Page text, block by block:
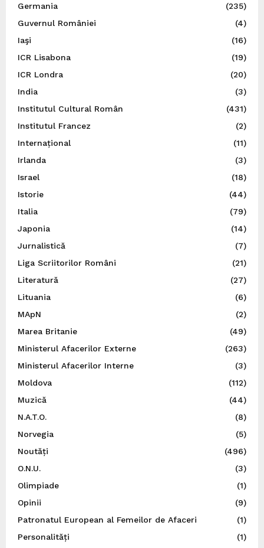
Germania
(235)
Guvernul României
(4)
Iaşi
(16)
ICR Lisabona
(19)
ICR Londra
(20)
India
(3)
Institutul Cultural Român
(431)
Institutul Francez
(2)
Internațional
(11)
Irlanda
(3)
Israel
(18)
Istorie
(44)
Italia
(79)
Japonia
(14)
Jurnalistică
(7)
Liga Scriitorilor Români
(21)
Literatură
(27)
Lituania
(6)
MApN
(2)
Marea Britanie
(49)
Ministerul Afacerilor Externe
(263)
Ministerul Afacerilor Interne
(3)
Moldova
(112)
Muzică
(44)
N.A.T.O.
(8)
Norvegia
(5)
Noutăți
(496)
O.N.U.
(3)
Olimpiade
(1)
Opinii
(9)
Patronatul European al Femeilor de Afaceri
(1)
Personalități
(1)